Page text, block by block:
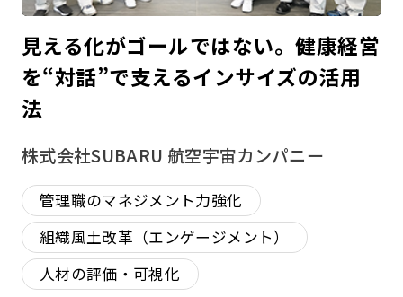
見える化がゴールではない。健康経営
を“対話”で支えるインサイズの活用
法
株式会社SUBARU 航空宇宙カンパニー
管理職のマネジメント力強化
組織風土改革（エンゲージメント）
人材の評価・可視化